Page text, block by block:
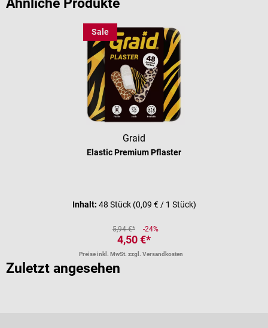
Sale
Graid
Elastic Premium Pflaster
Inhalt: 48 Stück (0,09 € / 1 Stück)
5,94 €* -24%
4,50 €*
Preise inkl. MwSt. zzgl. Versandkosten
Zuletzt angesehen